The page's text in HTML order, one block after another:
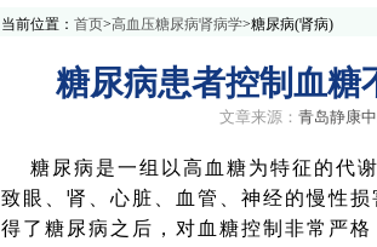
当前位置： 首页>高血压糖尿病肾病学>糖尿病(肾病)
糖尿病患者控制血糖
文章来源： 青岛静康
糖尿病是一组以高血糖为特征的代
致眼、肾、心脏、血管、神经的慢性
得了糖尿病之后，对血糖控制非常严